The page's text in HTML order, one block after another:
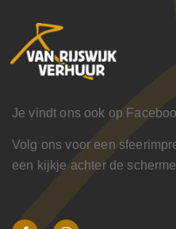
Je vindt ons ook op
Volg ons voor een
een kijkje achter de